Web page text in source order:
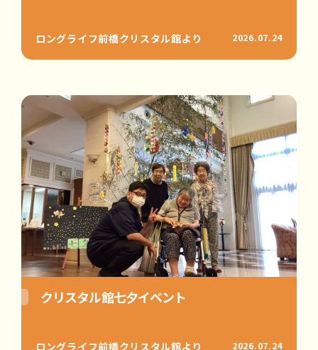
ロングライフ前橋クリスタル館より 2026.07.24
クリスタル館七夕イベント
ロングライフ前橋クリスタル館より 2026.07.24